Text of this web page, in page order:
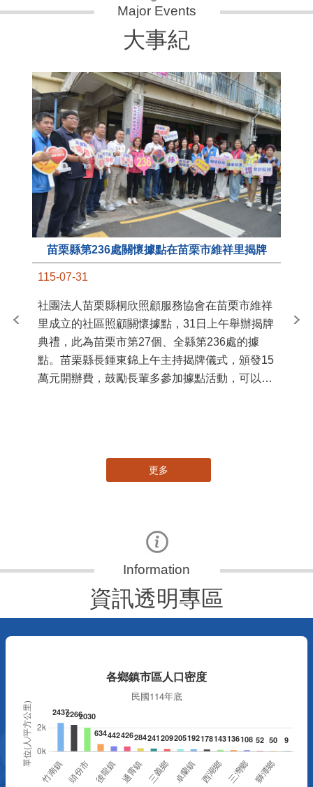
大事紀
苗栗縣第236處關懷據點在苗栗市維祥里揭牌
115-07-31
社團法人苗栗縣桐欣照顧服務協會在苗栗市維祥
里成立的社區照顧關懷據點，31日上午舉辦揭牌
典禮，此為苗栗市第27個、全縣第236處的據
點。苗栗縣長鍾東錦上午主持揭牌儀式，頒發15
萬元開辦費，鼓勵長輩多參加據點活動，可以更
苗
更多
資訊透明專區